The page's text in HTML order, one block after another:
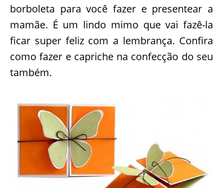
borboleta para você fazer e presentear a
mamãe. É um lindo mimo que vai fazê-la
ficar super feliz com a lembrança. Confira
como fazer e capriche na confecção do seu
também.